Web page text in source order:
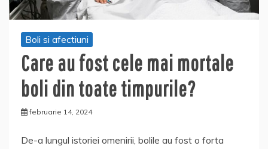
Boli si afectiuni
Care au fost cele mai mortale
boli din toate timpurile?
februarie 14, 2024
De-a lungul istoriei omenirii, bolile au fost o forta